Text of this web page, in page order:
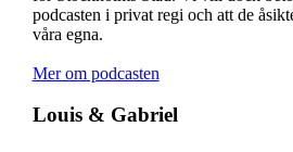
podcasten i privat regi och att de
våra egna.
Mer om podcasten
Louis & Gabriel